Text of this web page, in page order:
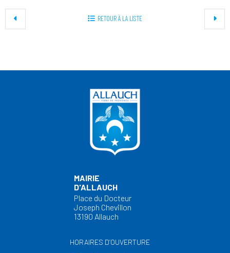
+
−
RETOUR À LA LISTE
MAIRIE
D'ALLAUCH
Place du Docteur
Joseph Chevillon
13190 Allauch
HORAIRES D’OUVERTURE